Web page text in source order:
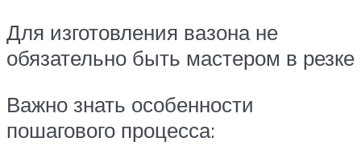
Для изготовления вазона не
обязательно быть мастером в резке
Важно знать особенности
пошагового процесса: